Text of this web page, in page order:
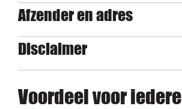
Afzender en adres
Disclaimer
Voordeel voor